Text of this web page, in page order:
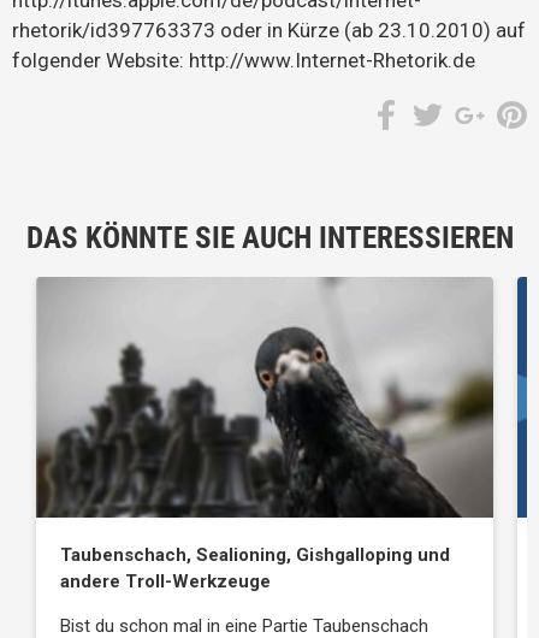
rhetorik/id397763373 oder in Kürze (ab 23.10.2010) auf
folgender Website: http://www.Internet-Rhetorik.de
DAS KÖNNTE SIE AUCH INTERESSIEREN
Taubenschach, Sealioning, Gishgalloping und
andere Troll-Werkzeuge
Bist du schon mal in eine Partie Taubenschach